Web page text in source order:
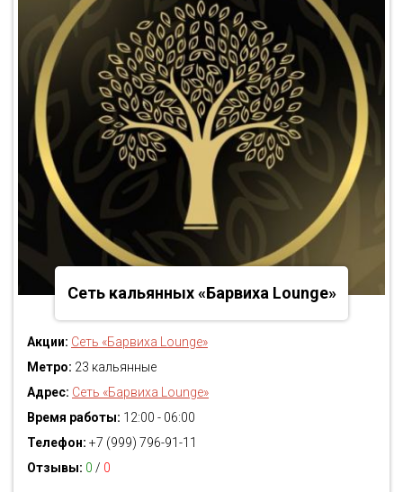
Сеть кальянных «Барвиха Lounge»
Акции: Сеть «Барвиха Lounge»
Метро: 23 кальянные
Адрес: Сеть «Барвиха Lounge»
Время работы: 12:00 - 06:00
Телефон: +7 (999) 796-91-11
Отзывы: 0 / 0